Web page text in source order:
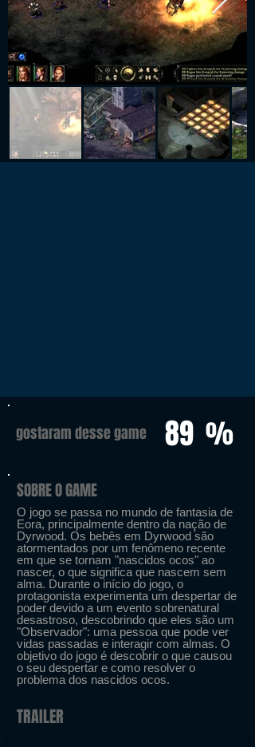
gostaram desse game 89 %
SOBRE O GAME
O jogo se passa no mundo de fantasia de
Eora, principalmente dentro da nação de
Dyrwood. Os bebês em Dyrwood são
atormentados por um fenômeno recente
em que se tornam "nascidos ocos" ao
nascer, o que significa que nascem sem
alma. Durante o início do jogo, o
protagonista experimenta um despertar de
poder devido a um evento sobrenatural
desastroso, descobrindo que eles são um
"Observador": uma pessoa que pode ver
vidas passadas e interagir com almas. O
objetivo do jogo é descobrir o que causou
o seu despertar e como resolver o
problema dos nascidos ocos.
TRAILER